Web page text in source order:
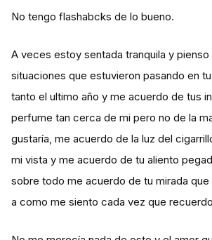
No tengo flashabcks de lo bueno.
A veces estoy sentada tranquila y
situaciones que estuvieron pasando en
tanto el ultimo año y me acuerdo de tus
perfume tan cerca de mi pero no de la
gustaría, me acuerdo de la luz del
mi vista y me acuerdo de tu aliento
sobre todo me acuerdo de tu mirada que
a como me siento cada vez que